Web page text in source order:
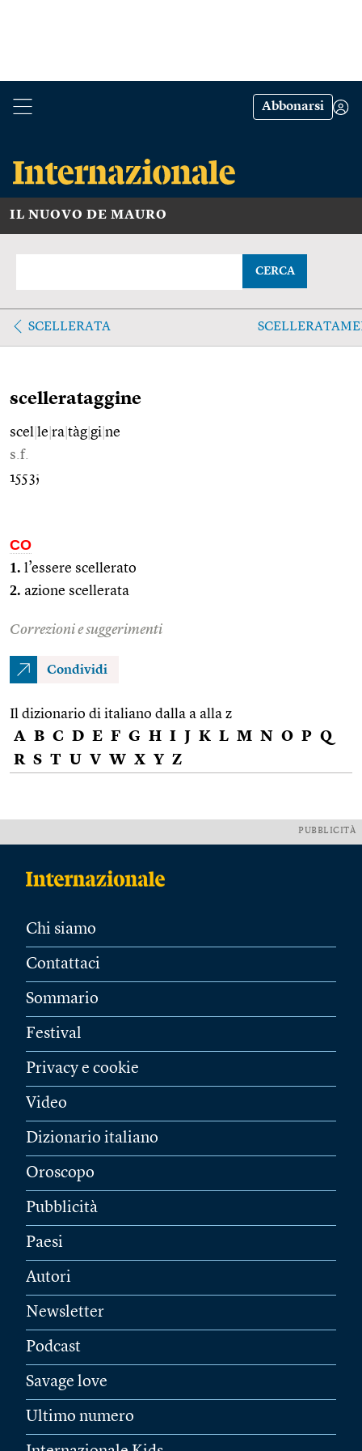
Abbonarsi
IL NUOVO DE MAURO
CERCA
SCELLERATA
scellerataggine
scel le ra tàg gi ne
s.f.
1553;
CO
1. l’essere scellerato
2. azione scellerata
Correzioni e suggerimenti
Condividi
Il dizionario di italiano dalla a alla z
A B C D E F G H I J K L M N O P Q
R S T U V W X Y Z
PUBBLICITÀ
Chi siamo
Contattaci
Sommario
Festival
Privacy e cookie
Video
Dizionario italiano
Oroscopo
Pubblicità
Paesi
Autori
Newsletter
Podcast
Savage love
Ultimo numero